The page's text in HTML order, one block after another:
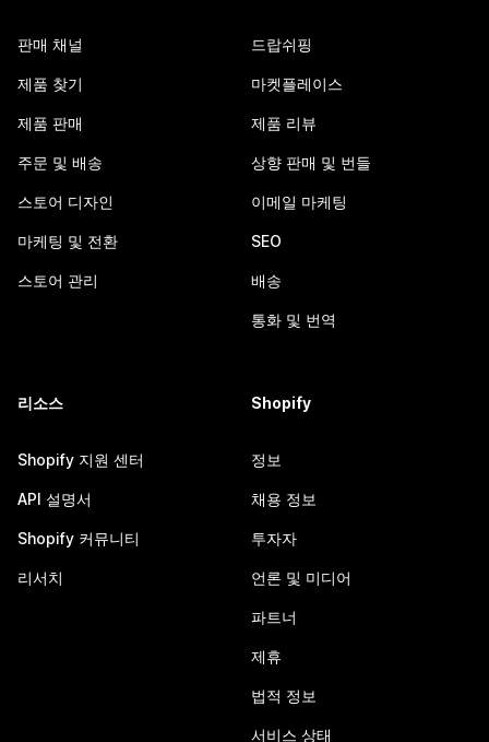
판매 채널
제품 찾기
제품 판매
주문 및 배송
스토어 디자인
마케팅 및 전환
스토어 관리
드랍쉬핑
마켓플레이스
제품 리뷰
상향 판매 및 번들
이메일 마케팅
SEO
배송
통화 및 번역
리소스
Shopify 지원 센터
API 설명서
Shopify 커뮤니티
리서치
Shopify
정보
채용 정보
투자자
언론 및 미디어
파트너
제휴
법적 정보
서비스 상태